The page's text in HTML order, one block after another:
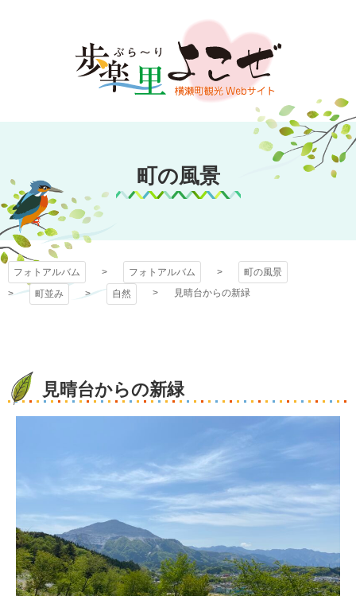
文
キ
プ
フォトアルバム
町の風景
フォトアルバム フォトアルバム
町の風景
町並み
自然 見晴台からの新緑
見晴台からの新緑